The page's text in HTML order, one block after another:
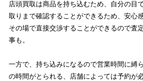
店頭買取は商品を持ち込むため、自分の目
取りまで確認することができるため、安心
その場で直接交渉することができるので査
事も。
一方で、持ち込みになるので営業時間に縛
の時間がとられる、店舗によっては予約が